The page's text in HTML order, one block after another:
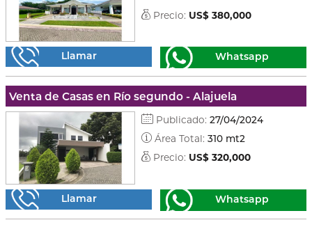
Precio: US$ 380,000
Llamar Whatsapp
Venta de Casas en Río segundo - Alajuela
Publicado: 27/04/2024
Área Total: 310 mt2
Precio: US$ 320,000
Llamar Whatsapp